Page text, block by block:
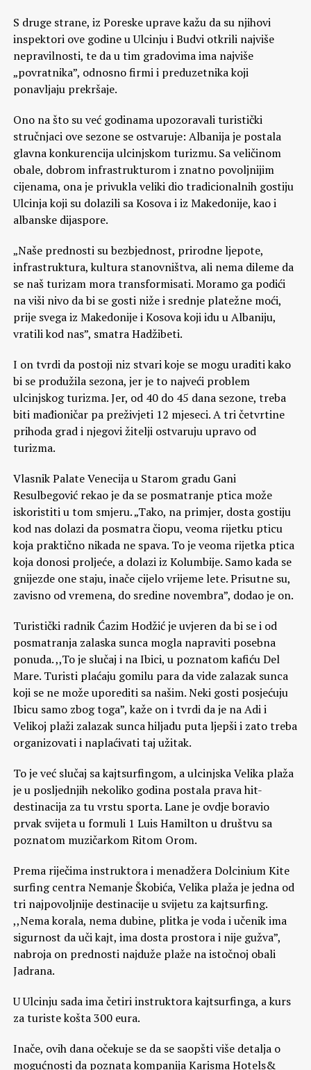
S druge strane, iz Poreske uprave kažu da su njihovi
inspektori ove godine u Ulcinju i Budvi otkrili najviše
nepravilnosti, te da u tim gradovima ima najviše
„povratnika”, odnosno firmi i preduzetnika koji
ponavljaju prekršaje.
Ono na što su već godinama upozoravali turistički
stručnjaci ove sezone se ostvaruje: Albanija je postala
glavna konkurencija ulcinjskom turizmu. Sa veličinom
obale, dobrom infrastrukturom i znatno povoljnijim
cijenama, ona je privukla veliki dio tradicionalnih gostiju
Ulcinja koji su dolazili sa Kosova i iz Makedonije, kao i
albanske dijaspore.
„Naše prednosti su bezbjednost, prirodne ljepote,
infrastruktura, kultura stanovništva, ali nema dileme da
se naš turizam mora transformisati. Moramo ga podići
na viši nivo da bi se gosti niže i srednje platežne moći,
prije svega iz Makedonije i Kosova koji idu u Albaniju,
vratili kod nas”, smatra Hadžibeti.
I on tvrdi da postoji niz stvari koje se mogu uraditi kako
bi se produžila sezona, jer je to najveći problem
ulcinjskog turizma. Jer, od 40 do 45 dana sezone, treba
biti mađioničar pa preživjeti 12 mjeseci. A tri četvrtine
prihoda grad i njegovi žitelji ostvaruju upravo od
turizma.
Vlasnik Palate Venecija u Starom gradu Gani
Resulbegović rekao je da se posmatranje ptica može
iskoristiti u tom smjeru. „Tako, na primjer, dosta gostiju
kod nas dolazi da posmatra čiopu, veoma rijetku pticu
koja praktično nikada ne spava. To je veoma rijetka ptica
koja donosi proljeće, a dolazi iz Kolumbije. Samo kada se
gnijezde one staju, inače cijelo vrijeme lete. Prisutne su,
zavisno od vremena, do sredine novembra”, dodao je on.
Turistički radnik Ćazim Hodžić je uvjeren da bi se i od
posmatranja zalaska sunca mogla napraviti posebna
ponuda. ,,To je slučaj i na Ibici, u poznatom kafiću Del
Mare. Turisti plaćaju gomilu para da vide zalazak sunca
koji se ne može uporediti sa našim. Neki gosti posjećuju
Ibicu samo zbog toga”, kaže on i tvrdi da je na Adi i
Velikoj plaži zalazak sunca hiljadu puta ljepši i zato treba
organizovati i naplaćivati taj užitak.
To je već slučaj sa kajtsurfingom, a ulcinjska Velika plaža
je u posljednjih nekoliko godina postala prava hit-
destinacija za tu vrstu sporta. Lane je ovdje boravio
prvak svijeta u formuli 1 Luis Hamilton u društvu sa
poznatom muzičarkom Ritom Orom.
Prema riječima instruktora i menadžera Dolcinium Kite
surfing centra Nemanje Škobića, Velika plaža je jedna od
tri najpovoljnije destinacije u svijetu za kajtsurfing.
,,Nema korala, nema dubine, plitka je voda i učenik ima
sigurnost da uči kajt, ima dosta prostora i nije gužva”,
nabroja on prednosti najduže plaže na istočnoj obali
Jadrana.
U Ulcinju sada ima četiri instruktora kajtsurfinga, a kurs
za turiste košta 300 eura.
Inače, ovih dana očekuje se da se saopšti više detalja o
mogućnosti da poznata kompanija Karisma Hotels&